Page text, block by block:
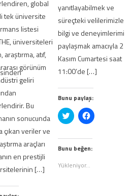
global
tek üniversite
listesi
üniversiteleri
araştırma, atıf,
görünüm
geliri
Bu
sonucunda
çıkan veriler ve
araçları
en prestijli
[…]
yanıtlayabilmek ve
süreçteki velilerimizle
bilgi ve deneyimlerimi
paylaşmak amacıyla 2
Kasım Cumartesi saat
11:00’de […]
Bunu paylaş:
Twitter
üzerinde
tıklayın
(Yeni
pencerede
Facebook'ta
paylaşmak
(Yeni
pencerede
Bunu beğen:
Yükleniyor...